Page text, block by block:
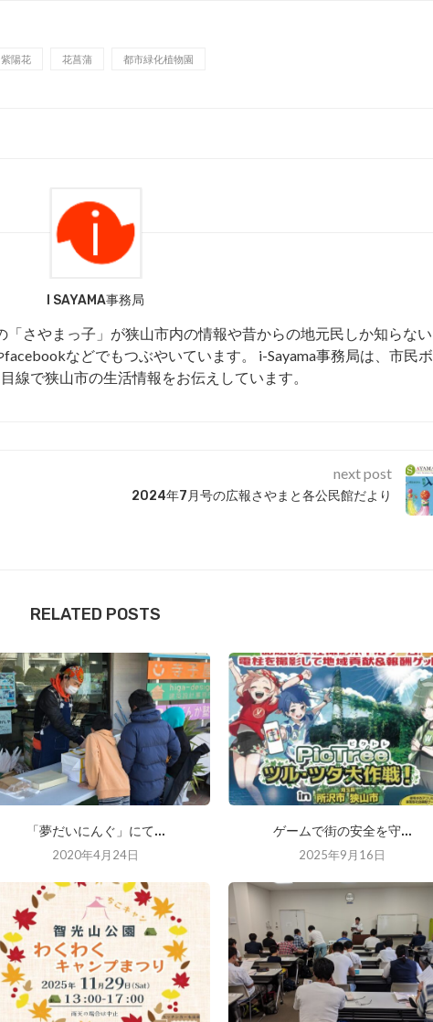
紫陽花 花菖蒲 都市緑化植物園
I SAYAMA事務局
さやまっ子」が狭山市内の情報や昔からの地元民しか知らない
などでもつぶやいています。 i-Sayama事務局は、市民ボ
線で狭山市の生活情報をお伝えしています。
next post
2024年7月号の広報さやまと各公民館だより
RELATED POSTS
「夢だいにんぐ」にて...
2020年4月24日
ゲームで街の安全を守...
2025年9月16日